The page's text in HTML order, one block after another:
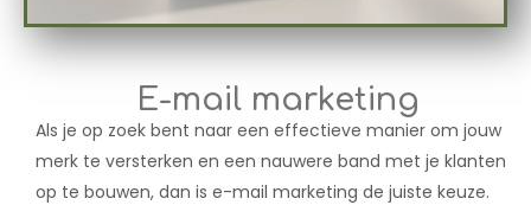
E-mail marketing
Als je op zoek bent naar een effectieve manier om jouw
merk te versterken en een nauwere band met je klanten
op te bouwen, dan is e-mail marketing de juiste keuze.